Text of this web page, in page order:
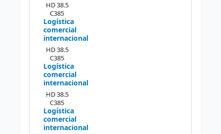
HD 38.5
C385
Logística
comercial
internacional
HD 38.5
C385
Logística
comercial
internacional
HD 38.5
C385
Logística
comercial
internacional